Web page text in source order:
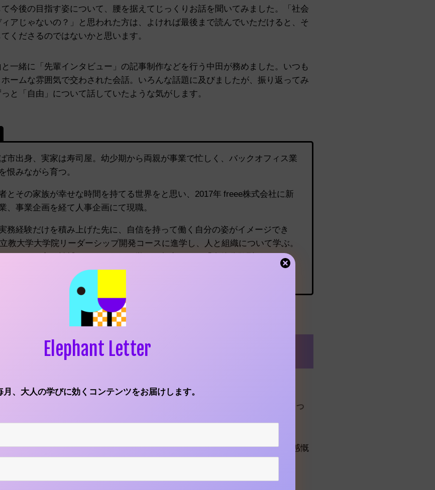
今後の目指す姿について、腰を据えてじっくりお話を聞いてみました。
「社会
ィアじゃないの？」と思われた方は、よければ最後まで読んでいただけると、そ
くださるのではないかと思います。
一緒に「先輩インタビュー」の記事制作などを行う中田が務めました。いつも
ームな雰囲気で交わされた会話。いろんな話題に及びましたが、振り返ってみ
と「自由」について話していたような気がします。
市出身、実家は寿司屋。幼少期から両親が事業で忙しく、バックオフィス業
恨みながら育つ。
とその家族が幸せな時間を持てる世界をと思い、2017年 freee株式会社に新
、事業企画を経て人事企画にて現職。
務経験だけを積み上げた先に、自信を持って働く自分の姿がイメージでき
教大学大学院リーダーシップ開発コースに進学し、人と組織について学ぶ。
ャリア不安を払拭するためには、学びを起点とした「自律分散型キャリア」
立ち、Elephant Careerを立ち上げる。
きづらさ」を感じている人へ
しみにしてました。Elephant Career（以下、えれキャリ）が始まっ
。いろいろ聞かせてください。
リ」でお世話になっている中田さんにこうやって話を聞いてもらえるのは感慨
Elephant Letter
月、大人の学びに効くコンテンツをお届けします。